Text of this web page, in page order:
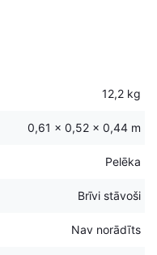
12,2 kg
0,61 × 0,52 × 0,44 m
Pelēka
Brīvi stāvoši
Nav norādīts